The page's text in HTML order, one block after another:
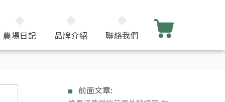
農場日記 品牌介紹 聯絡我們
前面文章: